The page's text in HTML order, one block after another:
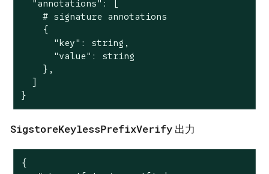
  "annotations": [
    # signature annotations
    {
      "key": string,
      "value": string
    },
  ]
}
SigstoreKeylessPrefixVerify 出力
{